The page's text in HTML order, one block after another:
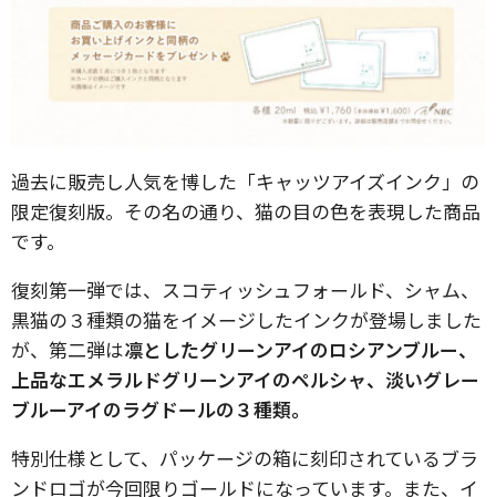
過去に販売し人気を博した「キャッツアイズインク」の
限定復刻版。その名の通り、猫の目の色を表現した商品
です。
復刻第一弾では、スコティッシュフォールド、シャム、
黒猫の３種類の猫をイメージしたインクが登場しました
が、第二弾は凛としたグリーンアイのロシアンブルー、
上品なエメラルドグリーンアイのペルシャ、淡いグレー
ブルーアイのラグドールの３種類。
特別仕様として、パッケージの箱に刻印されているブラ
ンドロゴが今回限りゴールドになっています。また、イ